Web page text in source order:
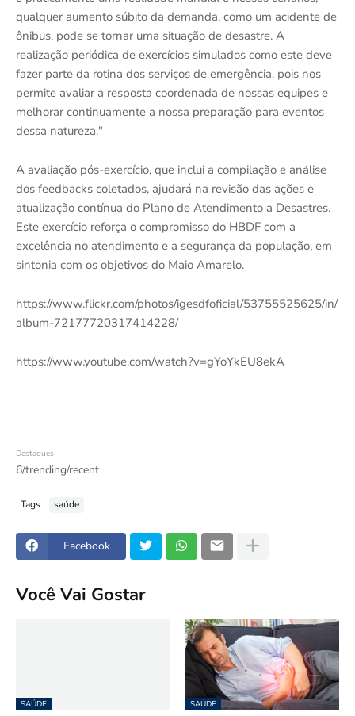
qualquer aumento súbito da demanda, como um acidente de
ônibus, pode se tornar uma situação de desastre. A
realização periódica de exercícios simulados como este deve
fazer parte da rotina dos serviços de emergência, pois nos
permite avaliar a resposta coordenada de nossas equipes e
melhorar continuamente a nossa preparação para eventos
dessa natureza."
A avaliação pós-exercício, que inclui a compilação e análise
dos feedbacks coletados, ajudará na revisão das ações e
atualização contínua do Plano de Atendimento a Desastres.
Este exercício reforça o compromisso do HBDF com a
excelência no atendimento e a segurança da população, em
sintonia com os objetivos do Maio Amarelo.
https://www.flickr.com/photos/igesdfoficial/53755525625/in/
album-72177720317414228/
https://www.youtube.com/watch?v=gYoYkEU8ekA
Destaques
6/trending/recent
Tags saúde
Facebook
Você Vai Gostar
SAÚDE SAÚDE